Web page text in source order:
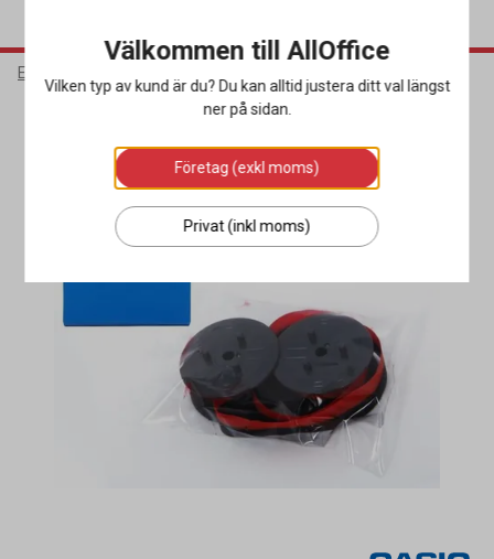
Elektronik
Välkommen till AllOffice
Vilken typ av kund är du? Du kan alltid justera ditt val längst
ner på sidan.
Företag (exkl moms)
Privat (inkl moms)